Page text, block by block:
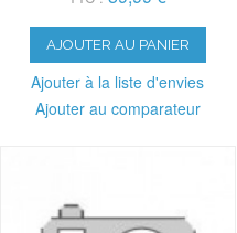
AJOUTER AU PANIER
Ajouter à la liste d'envies
Ajouter au comparateur